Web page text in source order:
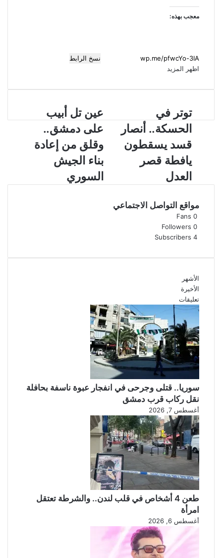
معجب بهذه:
نسخ الرابط
اظهر المزيد
ع
ي
ن
ل
أ
ب
ي
ش
ق
ل
ق
م
ن
إ
ا
د
ن
ا
ا
ل
ج
ي
ش
س
عين تل أبيب
على دمشق..
وقلق من إعادة
بناء الجيش
السوري
ت
و
ت
ر
ي
ا
ل
س
ك
ة
.
أ
ص
ا
ر
ق
س
د
ي
س
ق
ط
و
ن
ي
ا
ط
ة
ص
ر
ل
د
ل
توتر في
الحسكة.. أنصار
قسد يسقطون
يافطة قصر
العدل
مواقع التواصل الاجتماعي
0
Fans
0
Followers
4
Subscribers
الأشهر
الأخيرة
تعليقات
سوريا.. قتلى وجرحى في انفجار عبوة ناسفة بحافلة
نقل ركاب قرب دمشق
أغسطس 7, 2026
طعن 4 أشخاص في قلب لندن.. والشرطة تعتقل
امرأة
أغسطس 6, 2026